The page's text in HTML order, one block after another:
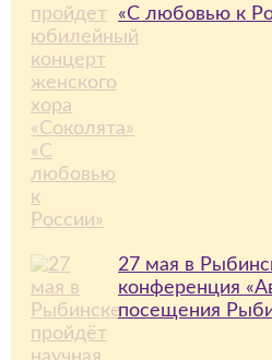
«С любовью к
27 мая в
конференция
посещения